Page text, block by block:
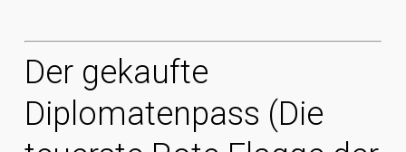
Der gekaufte
Diplomatenpass (Die